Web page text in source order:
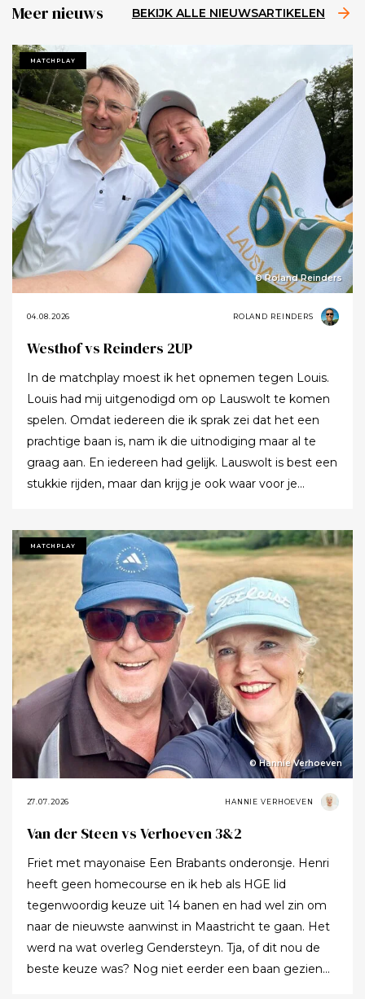
Meer nieuws BEKIJK ALLE NIEUWSARTIKELEN
MATCHPLAY
© Roland Reinders
04.08.2026 ROLAND REINDERS
Westhof vs Reinders 2UP
In de matchplay moest ik het opnemen tegen Louis.
Louis had mij uitgenodigd om op Lauswolt te komen
spelen. Omdat iedereen die ik sprak zei dat het een
prachtige baan is, nam ik die uitnodiging maar al te
graag aan. En iedereen had gelijk. Lauswolt is best een
stukkie rijden, maar dan krijg je ook waar voor je
Tot ik uiteindelijk aankondigde dat ik het nu echt niet
meer ging zeggen.
MATCHPLAY
© Hannie Verhoeven
27.07.2026 HANNIE VERHOEVEN
Van der Steen vs Verhoeven 3&2
Friet met mayonaise Een Brabants onderonsje. Henri
heeft geen homecourse en ik heb als HGE lid
tegenwoordig keuze uit 14 banen en had wel zin om
naar de nieuwste aanwinst in Maastricht te gaan. Het
werd na wat overleg Gendersteyn. Tja, of dit nou de
beste keuze was? Nog niet eerder een baan gezien